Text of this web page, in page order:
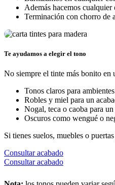
Además hacemos cualquier
Terminación con chorro de
Te ayudamos a elegir el tono
No siempre el tinte más bonito en
Tonos claros para
Robles y miel para un
Nogal, teca o caoba para
Oscuros como wengué o
Si tienes suelos, muebles o
Consultar acabado
Consultar acabado